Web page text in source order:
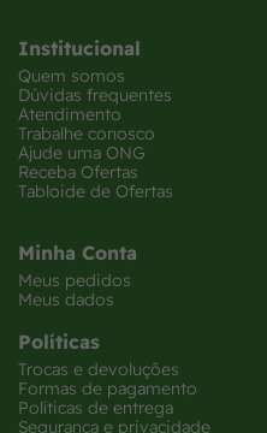
Institucional
Quem somos
Dúvidas frequentes
Atendimento
Trabalhe conosco
Ajude uma ONG
Receba Ofertas
Tabloide de Ofertas
Minha Conta
Meus pedidos
Meus dados
Políticas
Trocas e devoluções
Formas de pagamento
Políticas de entrega
Segurança e privacidade